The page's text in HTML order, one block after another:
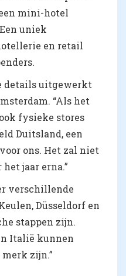
mini-hotel
uniek
en retail
details uitgewerkt
“Als het
fysieke stores
Duitsland, een
ons. Het zal niet
jaar erna.”
verschillende
Düsseldorf en
stappen zijn.
Italië kunnen
zijn.”